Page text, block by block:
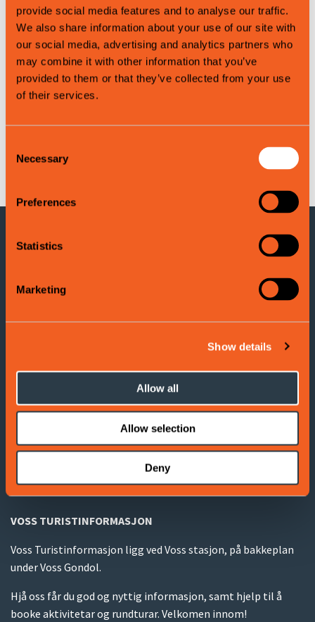
provide social media features and to analyse our traffic.
We also share information about your use of our site with
our social media, advertising and analytics partners who
may combine it with other information that you’ve
provided to them or that they’ve collected from your use
of their services.
Selection
Necessary
Preferences
Statistics
Marketing
Show details
Allow all
Allow selection
Deny
contributors
Voss Turistinformasjon
Cookies
VOSS TURISTINFORMASJON
Voss Turistinformasjon ligg ved Voss stasjon, på bakkeplan
under Voss Gondol.
Hjå oss får du god og nyttig informasjon, samt hjelp til å
booke aktivitetar og rundturar. Velkomen innom!